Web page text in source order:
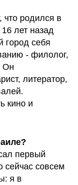
что родился в
лет назад
город себя
- филолог,
Он
литератор,
кино и
первый
сейчас совсем
я в